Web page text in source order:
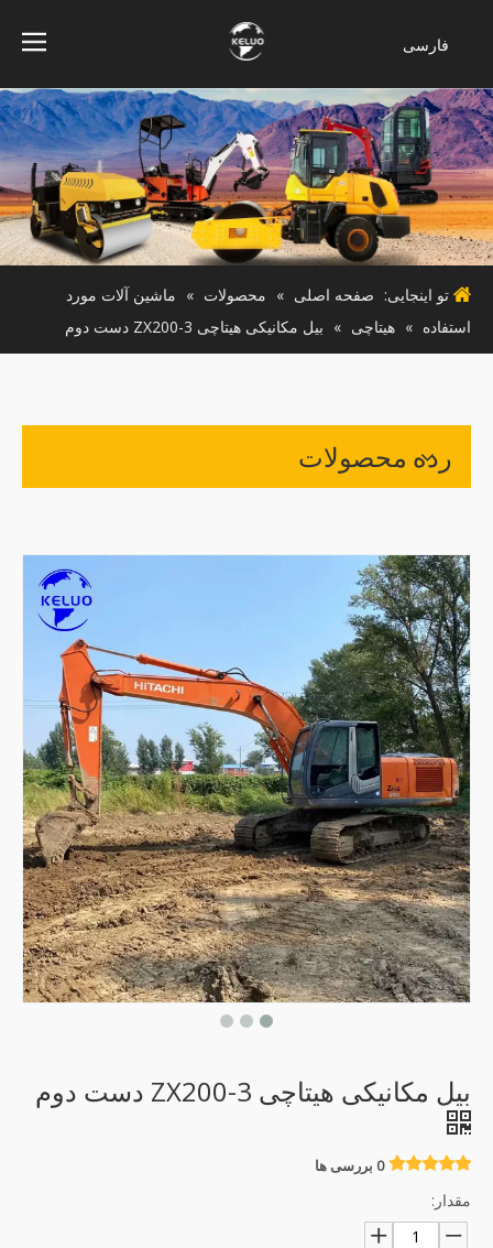
فارسی
indonesia
Türk dili
ไทย
Italiano
Deutsch
Português
Español
Pусский
تو اینجایی: صفحه اصلی » محصولات » ماشین آلات مورد
استفاده » هیتاچی » بیل مکانیکی هیتاچی ZX200-3 دست دوم
رده محصولات
بیل مکانیکی هیتاچی ZX200-3 دست دوم
0 بررسی ها
مقدار: